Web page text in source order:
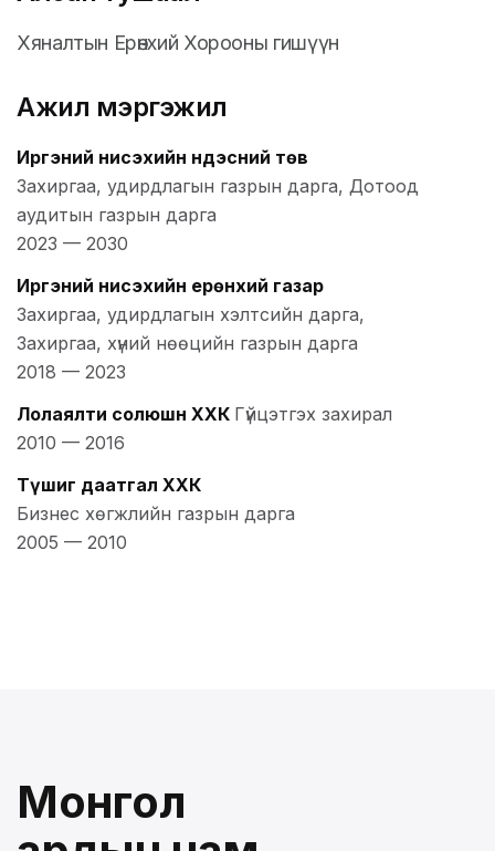
Хяналтын Ерөнхий Хорооны гишүүн
Ажил мэргэжил
Иргэний нисэхийн Үндэсний төв
Захиргаа, удирдлагын газрын дарга, Дотоод
аудитын газрын дарга
2023 — 2030
Иргэний нисэхийн ерөнхий газар
Захиргаа, удирдлагын хэлтсийн дарга,
Захиргаа, хүний нөөцийн газрын дарга
2018 — 2023
Лолаялти солюшн ХХК Гүйцэтгэх захирал
2010 — 2016
Түшиг даатгал ХХК
Бизнес хөгжлийн газрын дарга
2005 — 2010
Монгол